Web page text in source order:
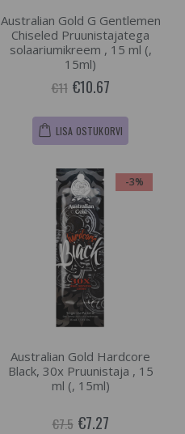
Australian Gold G Gentlemen
Chiseled Pruunistajatega
solaariumikreem , 15 ml (,
15ml)
€11 €10.67
LISA OSTUKORVI
-3%
Australian Gold Hardcore
Black, 30x Pruunistaja , 15
ml (, 15ml)
€7.5 €7.27